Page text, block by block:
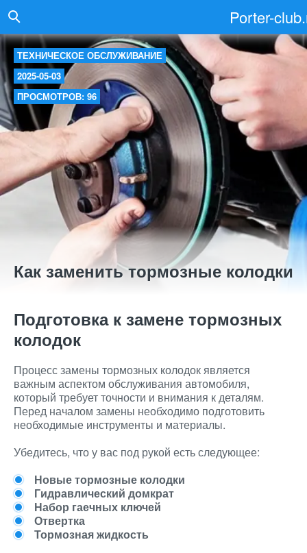
Porter-
ТЕХНИЧЕСКОЕ ОБСЛУЖИВАНИЕ
2025-05-03
ПРОСМОТРОВ: 96
Как заменить тормозные колодки
Подготовка к замене тормозных
колодок
Процесс замены тормозных колодок является
важным аспектом обслуживания автомобиля,
который требует точности и внимания к деталям.
Перед началом замены необходимо подготовить
необходимые инструменты и материалы.
Убедитесь, что у вас под рукой есть следующее:
Новые тормозные колодки
Гидравлический домкрат
Набор гаечных ключей
Отвертка
Тормозная жидкость